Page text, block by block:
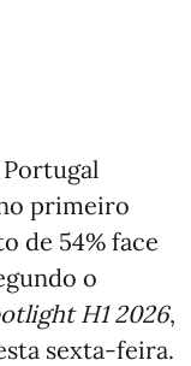
primeiro
de 54% face
o
H1 2026,
sexta-feira.